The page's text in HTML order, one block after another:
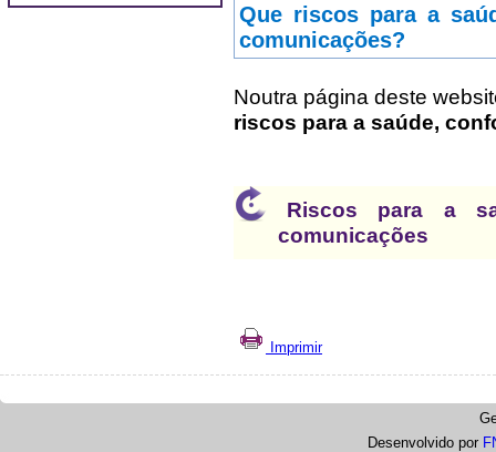
Que riscos para a
comunicações?
Noutra página deste
riscos para a saúde,
Riscos para a
comunicações
Imprimir
Desenvolvido por